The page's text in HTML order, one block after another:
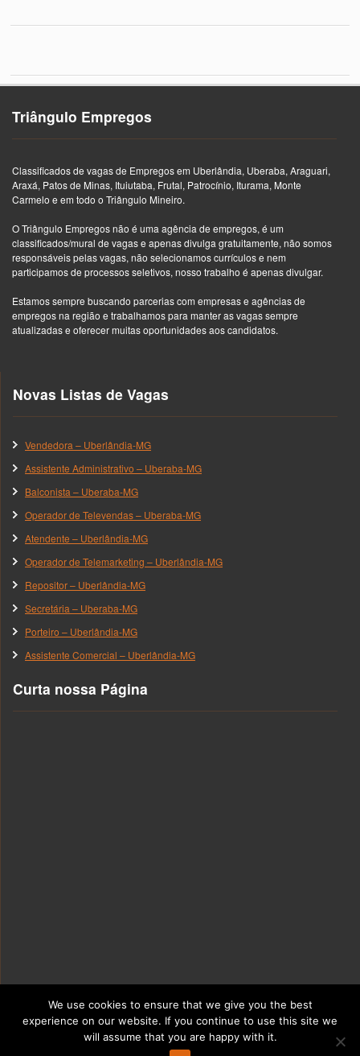
Triângulo Empregos
Classificados de vagas de Empregos em Uberlândia, Uberaba, Araguari,
Araxá, Patos de Minas, Ituiutaba, Frutal, Patrocínio, Iturama, Monte
Carmelo e em todo o Triângulo Mineiro.
O Triângulo Empregos não é uma agência de empregos, é um
classificados/mural de vagas e apenas divulga gratuitamente, não somos
responsáveis pelas vagas, não selecionamos currículos e nem
participamos de processos seletivos, nosso trabalho é apenas divulgar.
Estamos sempre buscando parcerias com empresas e agências de
empregos na região e trabalhamos para manter as vagas sempre
atualizadas e oferecer muitas oportunidades aos candidatos.
Novas Listas de Vagas
Vendedora – Uberlândia-MG
Assistente Administrativo – Uberaba-MG
Balconista – Uberaba-MG
Operador de Televendas – Uberaba-MG
Atendente – Uberlândia-MG
Operador de Telemarketing – Uberlândia-MG
Repositor – Uberlândia-MG
Secretária – Uberaba-MG
Porteiro – Uberlândia-MG
Assistente Comercial – Uberlândia-MG
Curta nossa Página
We use cookies to ensure that we give you the best
experience on our website. If you continue to use this site we
will assume that you are happy with it.